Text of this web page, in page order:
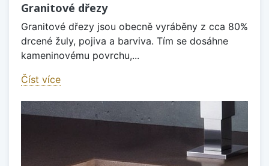
Granitové dřezy
Granitové dřezy jsou obecně vyráběny z cca 80%
drcené žuly, pojiva a barviva. Tím se dosáhne
kameninovému povrchu,...
Číst více